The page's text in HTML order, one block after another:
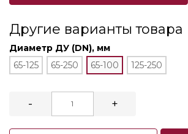
Другие варианты товара
Диаметр ДУ (DN), мм
65-125
65-250 65-100 125-250
- +